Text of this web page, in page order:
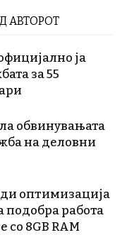
АВТОРОТ
ја
за 55
обвинувањата
на деловни
оптимизација
подобра работа
со 8GB RAM